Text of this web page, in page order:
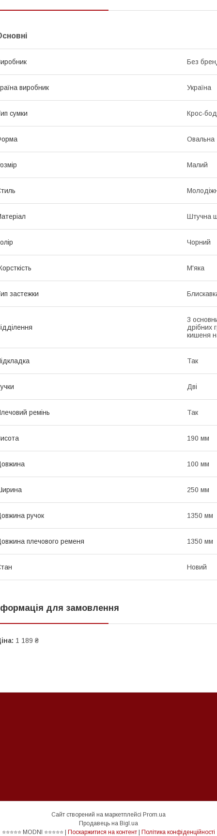
Без
виробник Україна
сумки Крос-
Овальна
Малий
Штучна
Чорний
М'яка
застежки
3
дрібних
кишеня
Так
Дві
ремінь Так
190 мм
100 мм
250 мм
ручок 1350 мм
плечового ременя 1350 мм
Новий
для замовлення
1 189 ₴
Сайт створений на маркетплейсі Prom.ua
Продавець на Bigl.ua
⭐⭐⭐⭐⭐ MODNI ⭐⭐⭐⭐⭐ | Поскаржитися на контент | Політика конфіденційності